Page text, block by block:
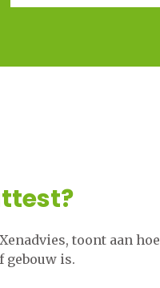
toont aan hoe
is.